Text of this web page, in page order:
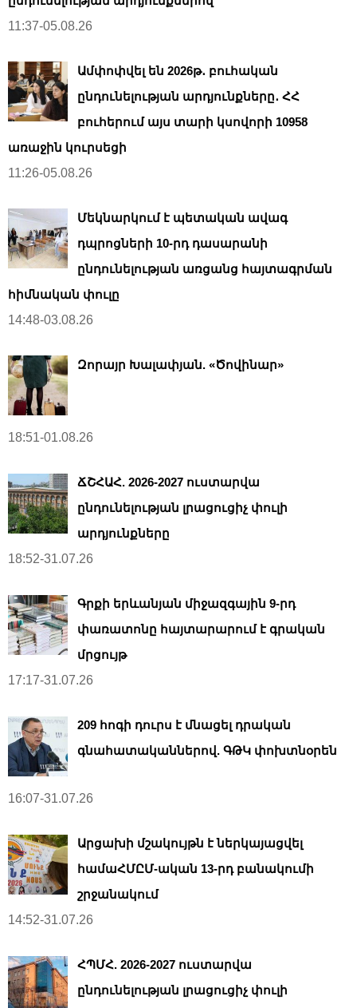
11:37-05.08.26
Ամփոփվել են 2026թ․ բուհական
ընդունելության արդյունքները․ ՀՀ
բուհերում այս տարի կսովորի 10958
առաջին կուրսեցի
11:26-05.08.26
Մեկնարկում է պետական ավագ
դպրոցների 10-րդ դասարանի
ընդունելության առցանց հայտագրման
հիմնական փուլը
14:48-03.08.26
Զորայր Խալափյան. «Ծովինար»
18:51-01.08.26
ՃՇՀԱՀ. 2026-2027 ուստարվա
ընդունելության լրացուցիչ փուլի
արդյունքները
18:52-31.07.26
Գրքի երևանյան միջազգային 9-րդ
փառատոնը հայտարարում է գրական
մրցույթ
17:17-31.07.26
209 հոգի դուրս է մնացել դրական
գնահատականներով. ԳԹԿ փոխտնօրեն
16:07-31.07.26
Արցախի մշակույթն է ներկայացվել
համաՀՄԸՄ-ական 13-րդ բանակումի
շրջանակում
14:52-31.07.26
ՀՊՄՀ. 2026-2027 ուստարվա
ընդունելության լրացուցիչ փուլի